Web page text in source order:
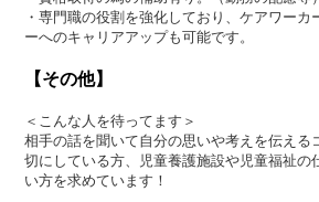
・専門職の役割を強化しており、ケアワーカ
ーへのキャリアアップも可能です。
【その他】
＜こんな人を待ってます＞
相手の話を聞いて自分の思いや考えを伝える
切にしている方、児童養護施設や児童福祉の
い方を求めています！